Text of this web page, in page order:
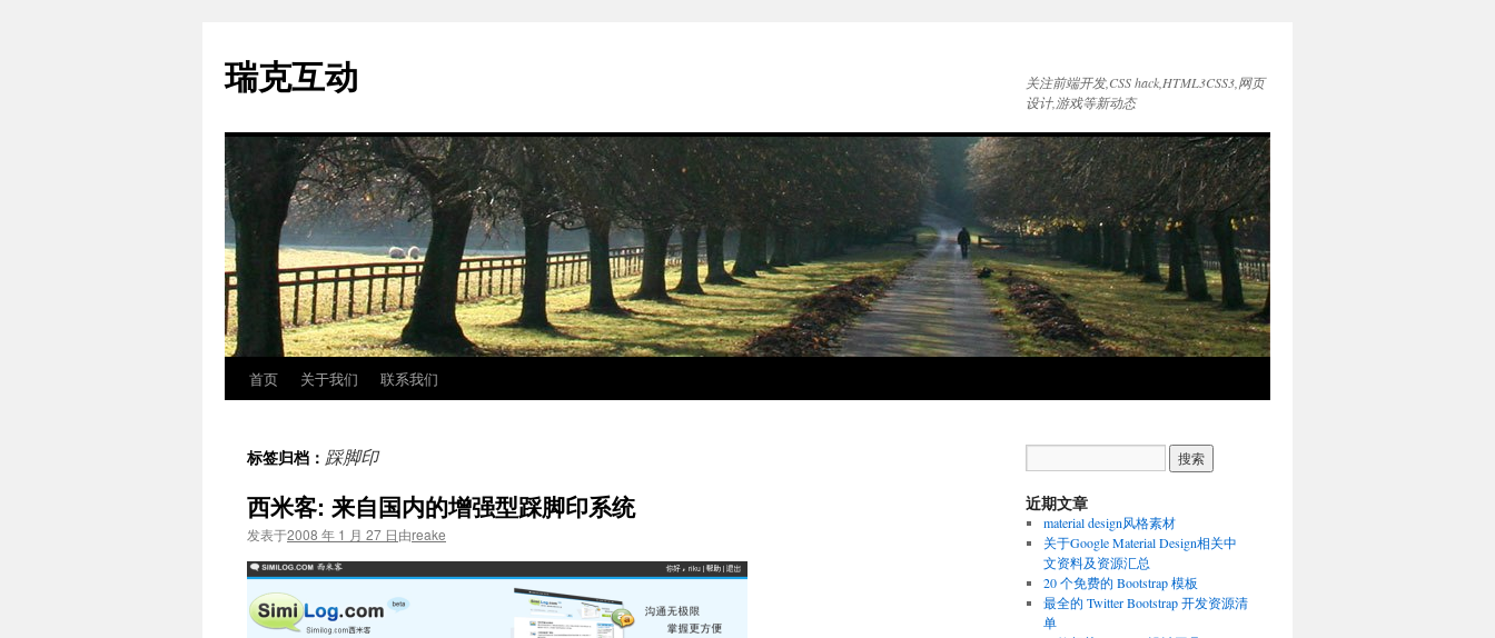
瑞克互动
关注前端开发,CSS hack,HTML3CSS3,网页
设计,游戏等新动态
正
文
首页 关于我们 联系我们
标签归档： 踩脚印
西米客: 来自国内的增强型踩脚印系统
发表于2008 年 1 月 27 日由reake
近期文章
material design风格素材
关于Google Material Design相关中
文资料及资源汇总
20 个免费的 Bootstrap 模板
最全的 Twitter Bootstrap 开发资源清
单